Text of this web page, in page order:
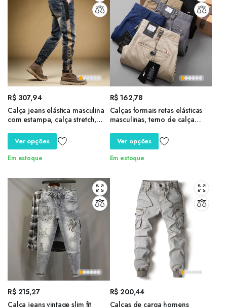
R$307,94
Calça jeans elástica masculina
com estampa, calça stretch,
outono coreana, tendência
inverno, Y2k, 2022
Ver opções
Em estoque
R$ 162,78
Calças formais retas elásticas
masculinas, terno de calça
negócios, moda outono,
primavera, tamanho maior 30-
40
Ver opções
Em estoque
R$215,27
Calça jeans vintage slim fit
R$ 200,44
Calças de carga homens